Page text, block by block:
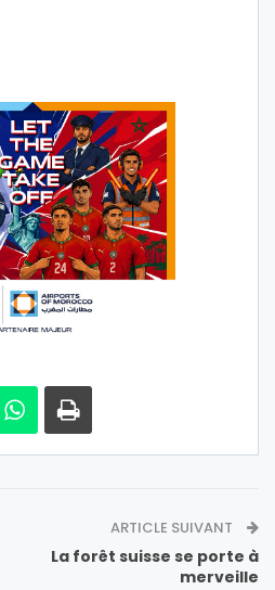
ARTICLE SUIVANT
La forêt suisse se porte à
merveille